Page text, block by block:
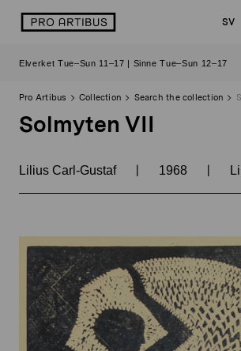
logo SV
Elverket Tue–Sun 11–17 | Sinne Tue–Sun 12–17
Pro Artibus Collection Search the collection
Solmyten VII
Lilius Carl-Gustaf | 1968 |